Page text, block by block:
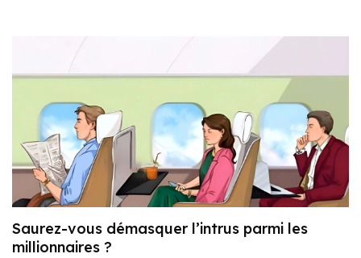
Saurez-vous démasquer l’intrus parmi les
millionnaires ?